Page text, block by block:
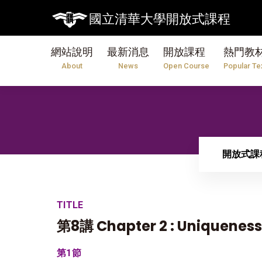
國立清華大學開放式課程
網站說明
About
最新消息
News
開放課程
Open Course
熱門教
Popular
開放式課
TITLE
第8講 Chapter 2 :
第1節